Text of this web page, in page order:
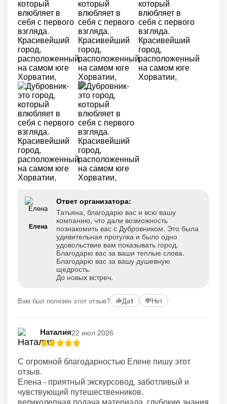
Елена
Ответ организатора:
Татьяна, благодарю вас и всю вашу
компанию, что дали возможность
познакомить вас с Дубровником. Это была
удивительная прогулка и было одно
удовольствие вам показывать город.
Благодарю вас за ваши теплые слова.
Благодарю вас за вашу душевную
щедрость.
До новых встреч.
Вам был полезен этот отзыв? Да1 Нет
Наталия22 июл 2026
С огромной благодарностью Елене пишу этот
отзыв.
Елена - приятный экскурсовод, заботливый и
чувствующий путешественников.